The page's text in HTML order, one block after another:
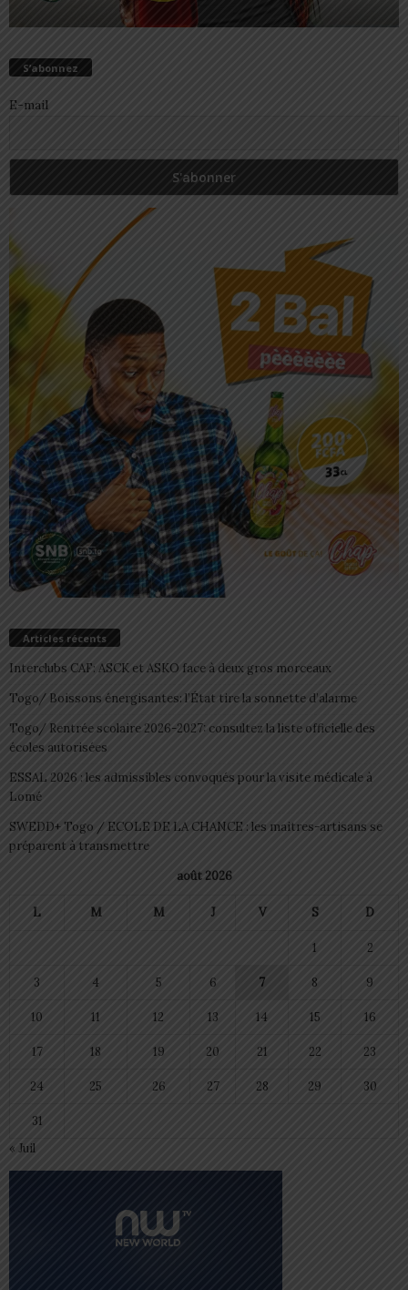
S’abonnez
E-mail
Articles récents
Interclubs CAF: ASCK et ASKO face à deux gros morceaux
Togo/ Boissons énergisantes: l’État tire la sonnette d’alarme
Togo/ Rentrée scolaire 2026-2027: consultez la liste officielle des
écoles autorisées
ESSAL 2026 : les admissibles convoqués pour la visite médicale à
Lomé
SWEDD+ Togo / ECOLE DE LA CHANCE : les maitres-artisans se
préparent à transmettre
août 2026
L M M J V S D
1 2
3 4 5 6 7 8 9
10 11 12 13 14 15 16
17 18 19 20 21 22 23
24 25 26 27 28 29 30
31
« Juil